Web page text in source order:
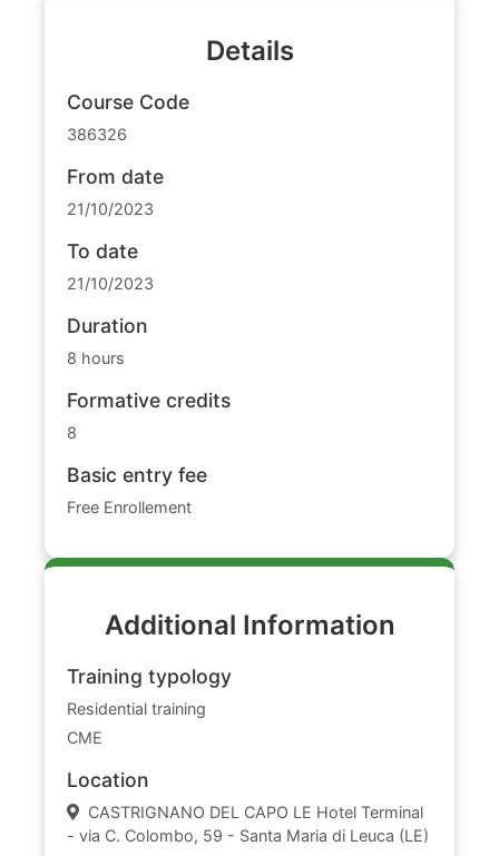
Details
Course Code
386326
From date
21/10/2023
To date
21/10/2023
Duration
8 hours
Formative credits
8
Basic entry fee
Free Enrollement
Additional Information
Training typology
Residential training
CME
Location
CASTRIGNANO DEL CAPO LE Hotel Terminal
- via C. Colombo, 59 - Santa Maria di Leuca (LE)